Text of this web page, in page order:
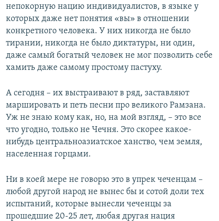
непокорную нацию индивидуалистов, в языке у
которых даже нет понятия «вы» в отношении
конкретного человека. У них никогда не было
тирании, никогда не было диктатуры, ни один,
даже самый богатый человек не мог позволить себе
хамить даже самому простому пастуху.
А сегодня – их выстраивают в ряд, заставляют
маршировать и петь песни про великого Рамзана.
Уж не знаю кому как, но, на мой взгляд, – это все
что угодно, только не Чечня. Это скорее какое-
нибудь центральноазиатское ханство, чем земля,
населенная горцами.
Ни в коей мере не говорю это в упрек чеченцам –
любой другой народ не вынес бы и сотой доли тех
испытаний, которые вынесли чеченцы за
прошедшие 20-25 лет, любая другая нация